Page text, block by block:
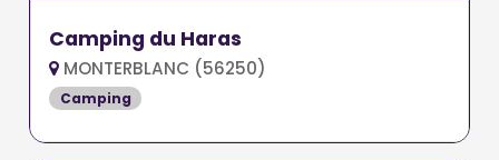
Camping du Haras
MONTERBLANC (56250)
Camping